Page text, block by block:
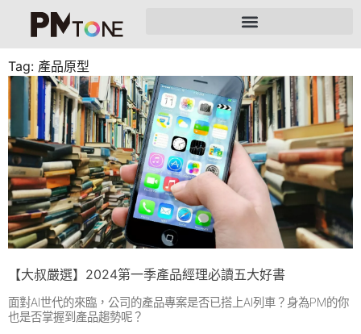
Tag: 產品原型
【大叔嚴選】2024第一季產品經理必讀五大好書
面對AI世代的來臨，公司的產品專案是否已搭上AI列車？身為PM的你
也是否掌握到產品趨勢呢？